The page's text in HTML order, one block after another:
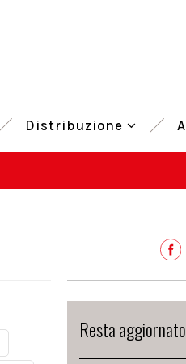
Distribuzione
Resta